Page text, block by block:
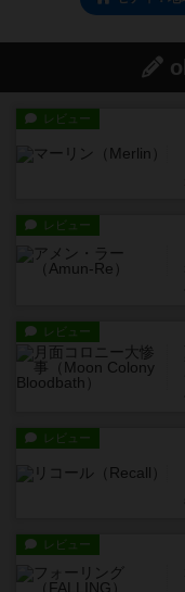
レビュー
レビュー
レビュー
レビュー
レビュー